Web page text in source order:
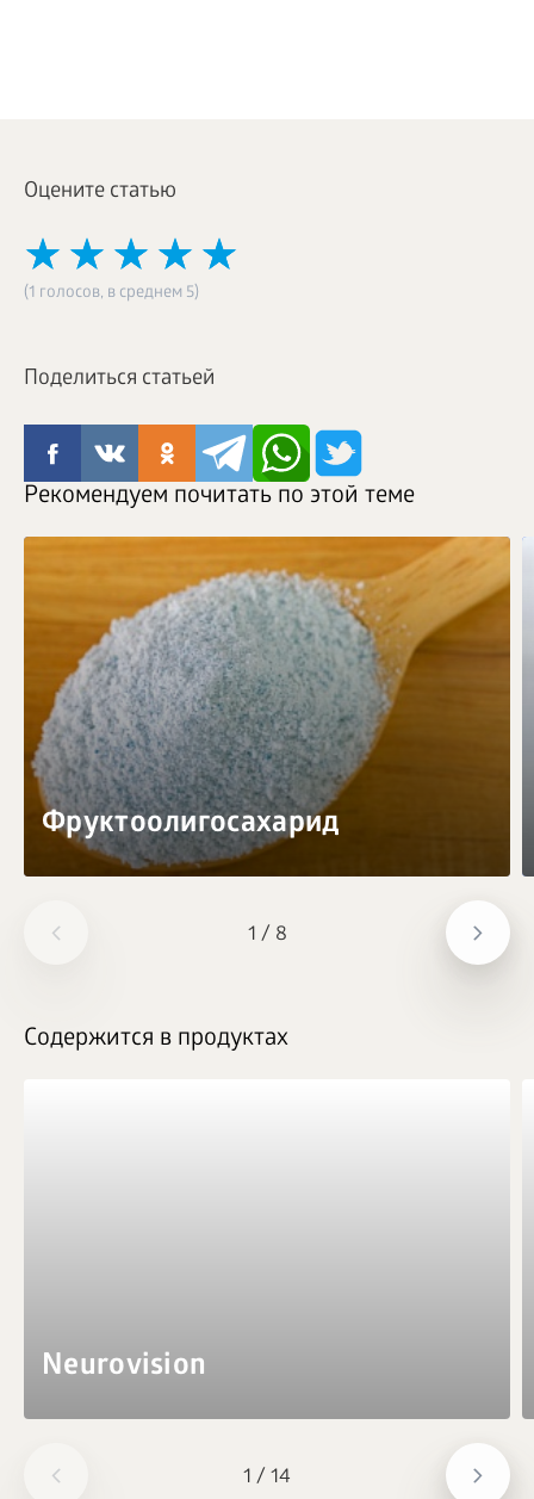
Оцените статью
(1 голосов, в среднем 5)
Поделиться статьей
1 / 8
Рекомендуем почитать по этой теме
Фруктоолигосахарид
1 / 14
Содержится в продуктах
Neurovision